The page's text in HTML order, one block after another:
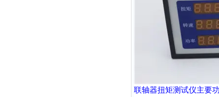
联轴器扭矩测试仪主要